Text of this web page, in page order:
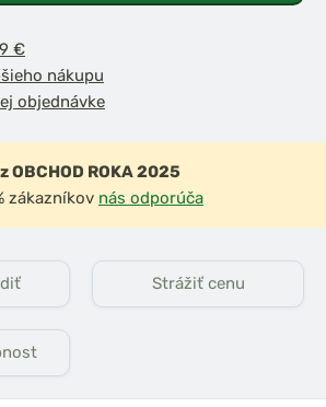
€
nákupu
objednávke
OBCHOD ROKA 2025
zákazníkov nás odporúča
Strážiť cenu